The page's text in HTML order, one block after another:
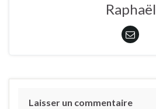
Raphaël
Laisser un commentaire